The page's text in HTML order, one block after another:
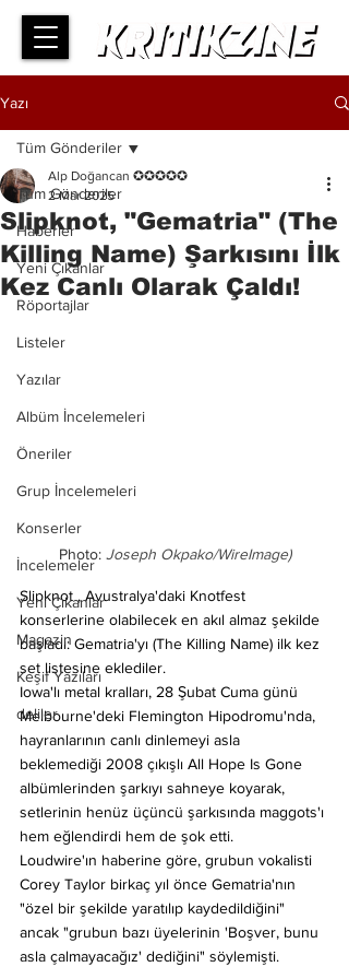
Yazı
Tüm Gönderiler
Haberler
Yeni Çıkanlar
Röportajlar
Listeler
Yazılar
Albüm İncelemeleri
Öneriler
Grup İncelemeleri
Konserler
İncelemeler
Yeni Çıkanlar
Magazin
Keşif Yazıları
deliler
Tüm Gönderiler
Slipknot, "Gematria" (The
Killing Name) Şarkısını İlk
Kez Canlı Olarak Çaldı!
Alp Doğancan ✪✪✪✪✪
2 Mar 2025
Photo: Joseph Okpako/WireImage)
Slipknot , Avustralya'daki Knotfest
konserlerine olabilecek en akıl almaz şekilde
başladı: Gematria'yı (The Killing Name) ilk kez
set listesine eklediler.
Iowa'lı metal kralları, 28 Şubat Cuma günü
Melbourne'deki Flemington Hipodromu'nda,
hayranlarının canlı dinlemeyi asla
beklemediği 2008 çıkışlı All Hope Is Gone
albümlerinden şarkıyı sahneye koyarak,
setlerinin henüz üçüncü şarkısında maggots'ı
hem eğlendirdi hem de şok etti.
Loudwire'ın haberine göre, grubun vokalisti
Corey Taylor birkaç yıl önce Gematria'nın
"özel bir şekilde yaratılıp kaydedildiğini"
ancak "grubun bazı üyelerinin 'Boşver, bunu
asla çalmayacağız' dediğini" söylemişti.